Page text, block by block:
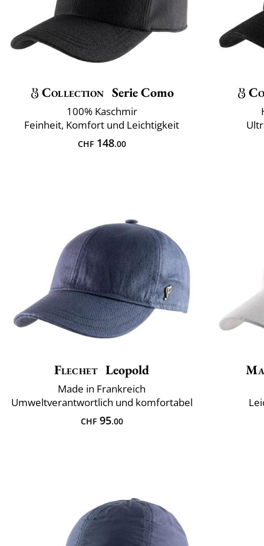
Collection Serie Como
100% Kaschmir
Feinheit, Komfort und Leichtigkeit
CHF148.00
Flechet Leopold
Made in Frankreich
Umweltverantwortlich und komfortabel
CHF95.00